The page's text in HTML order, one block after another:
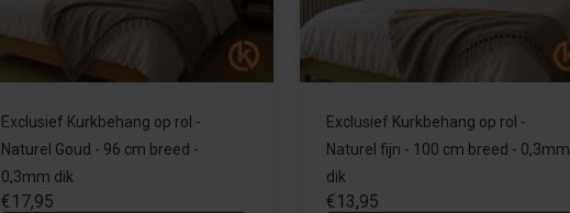
Exclusief Kurkbehang op rol -
Naturel Goud - 96 cm breed -
0,3mm dik
€17,95
Exclusief Kurkbehang op rol -
Naturel fijn - 100 cm breed - 0,3mm
dik
€13,95